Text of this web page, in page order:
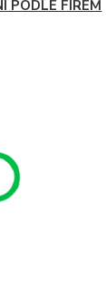
PODLE FIREM